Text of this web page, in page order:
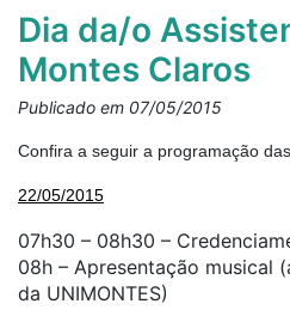
Dia da/o
Montes Claros
Publicado em 07/05/2015
Confira a seguir a programação
22/05/2015
07h30 – 08h30 –
08h – Apresentação musical
da UNIMONTES)